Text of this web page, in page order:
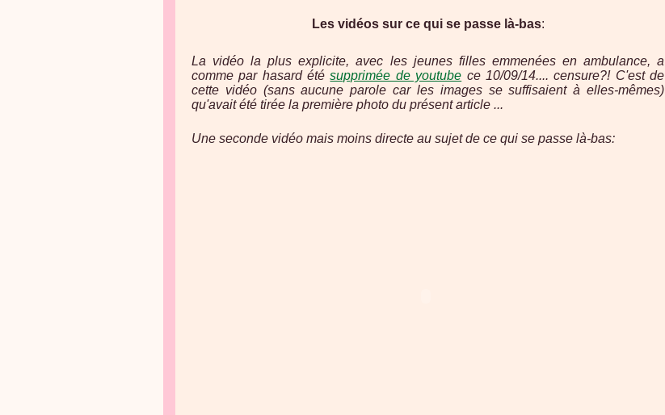
Les vidéos sur ce qui se passe là-bas:
La vidéo la plus explicite, avec les jeunes filles emmenées en ambulance, a
comme par hasard étésupprimée de youtube ce 10/09/14.... censure?! C'est de
cette vidéo (sans aucune parole car les images se suffisaient à elles-mêmes)
qu'avait été tirée la première photo du présent article ...
Une seconde vidéo mais moins directe au sujet de ce qui se passe là-bas: